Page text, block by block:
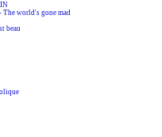
world's gone mad
beau